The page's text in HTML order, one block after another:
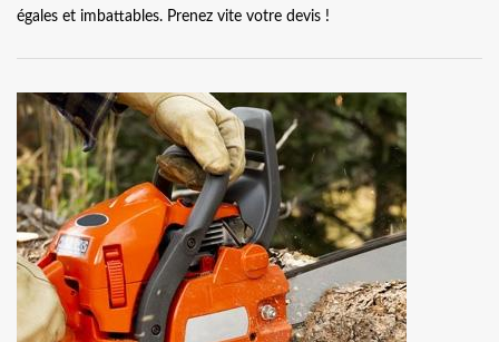
égales et imbattables. Prenez vite votre devis !